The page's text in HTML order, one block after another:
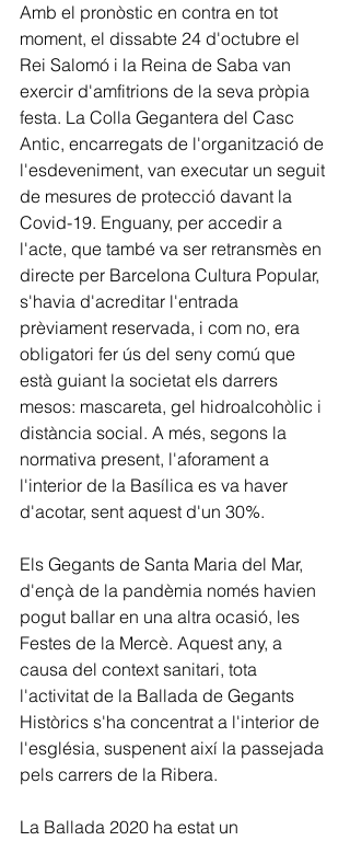
Amb el pronòstic en contra en tot
moment, el dissabte 24 d'octubre el
Rei Salomó i la Reina de Saba van
exercir d'amfitrions de la seva pròpia
festa. La Colla Gegantera del Casc
Antic, encarregats de l'organització de
l'esdeveniment, van executar un seguit
de mesures de protecció davant la
Covid-19. Enguany, per accedir a
l'acte, que també va ser retransmès en
directe per Barcelona Cultura Popular,
s'havia d'acreditar l'entrada
prèviament reservada, i com no, era
obligatori fer ús del seny comú que
està guiant la societat els darrers
mesos: mascareta, gel hidroalcohòlic i
distància social. A més, segons la
normativa present, l'aforament a
l'interior de la Basílica es va haver
d'acotar, sent aquest d'un 30%.
Els Gegants de Santa Maria del Mar,
d'ençà de la pandèmia només havien
pogut ballar en una altra ocasió, les
Festes de la Mercè. Aquest any, a
causa del context sanitari, tota
l'activitat de la Ballada de Gegants
Històrics s'ha concentrat a l'interior de
l'església, suspenent així la passejada
pels carrers de la Ribera.
La Ballada 2020 ha estat un